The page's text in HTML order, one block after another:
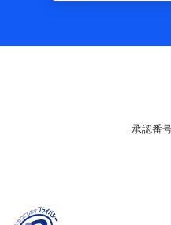
ご契約状態・ご利用履
関する情報、アプリケ
報、購入されたサービ
に関する情報、アンケ
名、住所、生年月日、性